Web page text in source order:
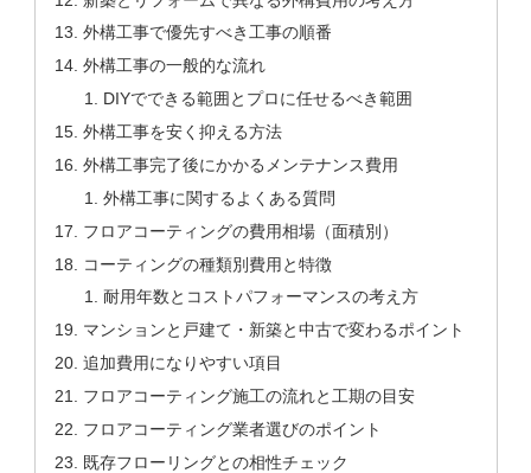
外構工事で優先すべき工事の順番
外構工事の一般的な流れ
DIYでできる範囲とプロに任せるべき範囲
外構工事を安く抑える方法
外構工事完了後にかかるメンテナンス費用
外構工事に関するよくある質問
フロアコーティングの費用相場（面積別）
コーティングの種類別費用と特徴
耐用年数とコストパフォーマンスの考え方
マンションと戸建て・新築と中古で変わるポイント
追加費用になりやすい項目
フロアコーティング施工の流れと工期の目安
フロアコーティング業者選びのポイント
既存フローリングとの相性チェック